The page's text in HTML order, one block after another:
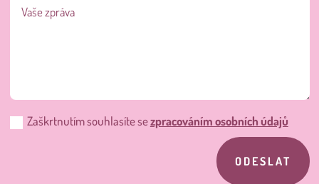
Zaškrtnutím souhlasíte sezpracováním osobních údajů
ODESLAT